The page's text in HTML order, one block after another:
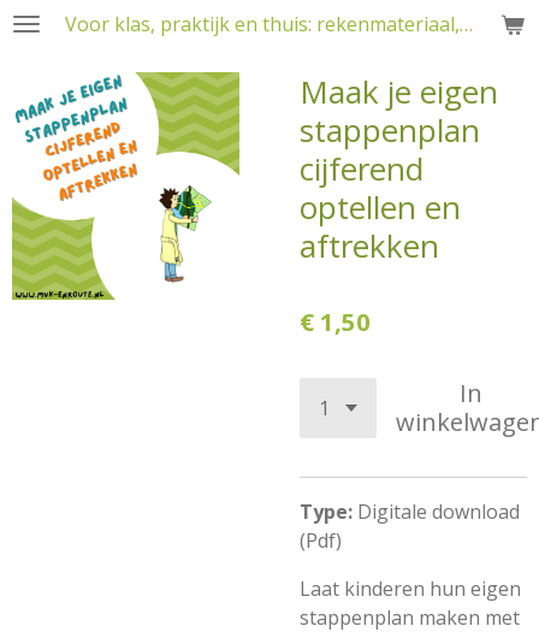
Ga
de
hoofdinhoud
Voor klas, praktijk en thuis: rekenmateriaal, RT en training
Maak je eigen
stappenplan
cijferend
optellen en
aftrekken
€ 1,50
In
Type: Digitale download
(Pdf)
Laat kinderen hun eigen
stappenplan maken met